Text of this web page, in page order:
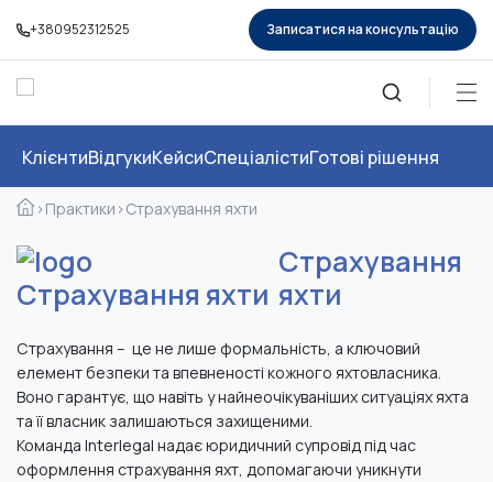
+380952312525 Записатися на консультацію
›Практики ›Страхування яхти
Страхування
яхти
Страхування – це не лише формальність, а ключовий
елемент безпеки та впевненості кожного яхтовласника.
Воно гарантує, що навіть у найнеочікуваніших ситуаціях яхта
та її власник залишаються захищеними.
Команда Interlegal надає юридичний супровід під час
оформлення страхування яхт, допомагаючи уникнути
КлієнтиВідгукиКейсиСпеціалістиГотові рішення